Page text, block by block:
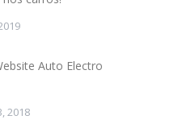
Auto Electro
2018